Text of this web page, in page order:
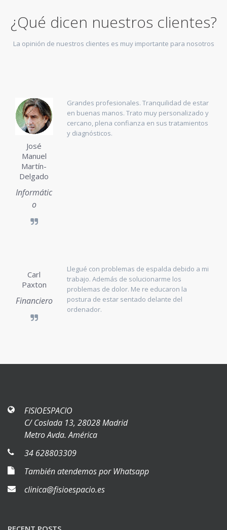
¿Qué dicen nuestros clientes?
La opinión de nuestros clientes es muy importante para nosotros
José
Manuel
Martín-
Delgado
Informátic
o
Grandes profesionales. Tranquilidad de estar
en buenas manos. Trato muy personalizado y
cercano, plena confianza en sus tratamientos
y diagnósticos.
Carl
Paxton
Financiero
Llegué con problemas de espalda debido a mi
trabajo. Además de solucionarme los
problemas de dolor. Me re educaron la
postura de estar sentado delante del
ordenador.
FISIOESPACIO
C/ Coslada 13, 28028 Madrid
Metro Avda. América
34 628803309
También atendemos por Whatsapp
clinica@fisioespacio.es